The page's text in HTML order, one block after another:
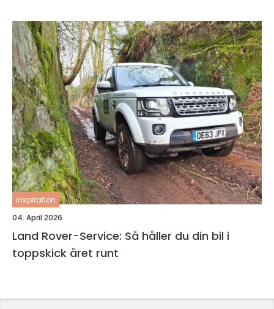
inspiration
04. April 2026
Land Rover-Service: Så håller du din bil i
toppskick året runt